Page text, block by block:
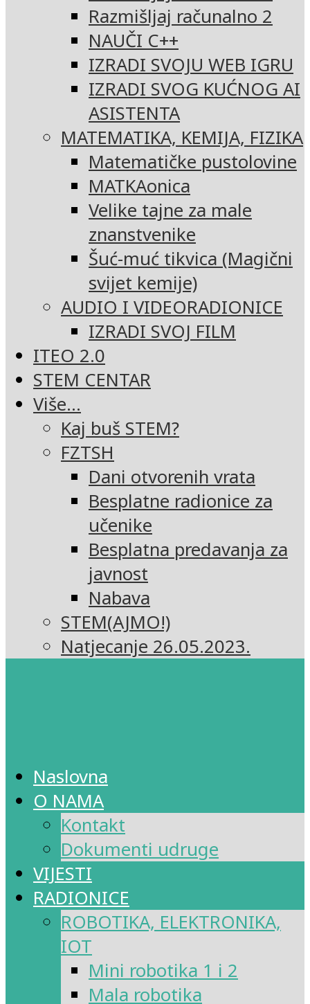
Razmišljaj računalno 2
NAUČI C++
IZRADI SVOJU WEB IGRU
IZRADI SVOG KUĆNOG AI
ASISTENTA
MATEMATIKA, KEMIJA, FIZIKA
Matematičke pustolovine
MATKAonica
Velike tajne za male
znanstvenike
Šuć-muć tikvica (Magični
svijet kemije)
AUDIO I VIDEORADIONICE
IZRADI SVOJ FILM
ITEO 2.0
STEM CENTAR
Više…
Kaj buš STEM?
FZTSH
Dani otvorenih vrata
Besplatne radionice za
učenike
Besplatna predavanja za
javnost
Nabava
STEM(AJMO!)
Natjecanje 26.05.2023.
Naslovna
O NAMA
Kontakt
Dokumenti udruge
VIJESTI
RADIONICE
ROBOTIKA, ELEKTRONIKA,
IOT
Mini robotika 1 i 2
Mala robotika